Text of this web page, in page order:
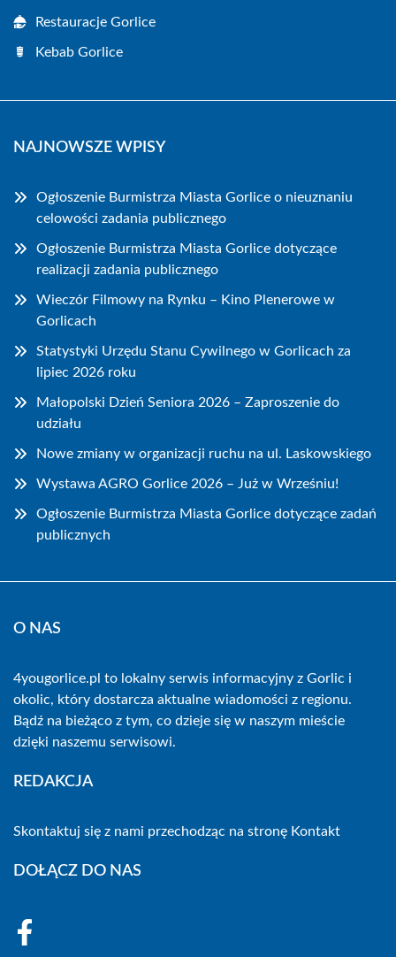
Restauracje Gorlice
Kebab Gorlice
NAJNOWSZE WPISY
Ogłoszenie Burmistrza Miasta Gorlice o nieuznaniu
celowości zadania publicznego
Ogłoszenie Burmistrza Miasta Gorlice dotyczące
realizacji zadania publicznego
Wieczór Filmowy na Rynku – Kino Plenerowe w
Gorlicach
Statystyki Urzędu Stanu Cywilnego w Gorlicach za
lipiec 2026 roku
Małopolski Dzień Seniora 2026 – Zaproszenie do
udziału
Nowe zmiany w organizacji ruchu na ul. Laskowskiego
Wystawa AGRO Gorlice 2026 – Już w Wrześniu!
Ogłoszenie Burmistrza Miasta Gorlice dotyczące zadań
publicznych
O NAS
4yougorlice.pl to lokalny serwis informacyjny z Gorlic i
okolic, który dostarcza aktualne wiadomości z regionu.
Bądź na bieżąco z tym, co dzieje się w naszym mieście
dzięki naszemu serwisowi.
REDAKCJA
Skontaktuj się z nami przechodząc na stronę Kontakt
DOŁĄCZ DO NAS